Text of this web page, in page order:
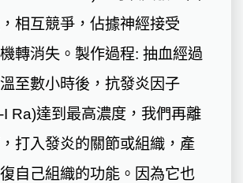
相互競爭，佔據神經接受
轉消失。製作過程: 抽血經過
至數小時後，抗發炎因子
Ra)達到最高濃度，我們再離
打入發炎的關節或組織，產
自己組織的功能。因為它也